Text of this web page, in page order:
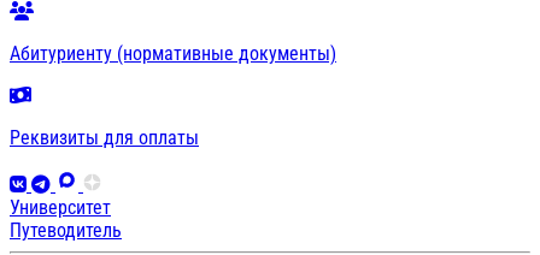
Абитуриенту (нормативные документы)
Реквизиты для оплаты
Университет
Путеводитель